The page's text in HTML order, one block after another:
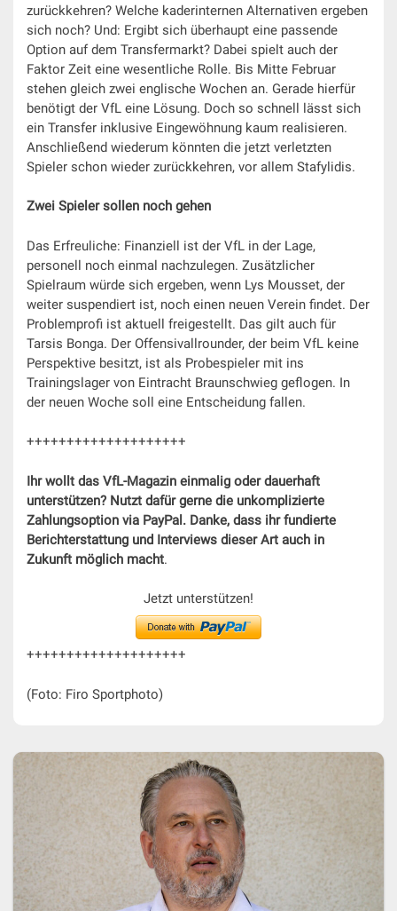
zurückkehren? Welche kaderinternen Alternativen ergeben
sich noch? Und: Ergibt sich überhaupt eine passende
Option auf dem Transfermarkt? Dabei spielt auch der
Faktor Zeit eine wesentliche Rolle. Bis Mitte Februar
stehen gleich zwei englische Wochen an. Gerade hierfür
benötigt der VfL eine Lösung. Doch so schnell lässt sich
ein Transfer inklusive Eingewöhnung kaum realisieren.
Anschließend wiederum könnten die jetzt verletzten
Spieler schon wieder zurückkehren, vor allem Stafylidis.
Zwei Spieler sollen noch gehen
Das Erfreuliche: Finanziell ist der VfL in der Lage,
personell noch einmal nachzulegen. Zusätzlicher
Spielraum würde sich ergeben, wenn Lys Mousset, der
weiter suspendiert ist, noch einen neuen Verein findet. Der
Problemprofi ist aktuell freigestellt. Das gilt auch für
Tarsis Bonga. Der Offensivallrounder, der beim VfL keine
Perspektive besitzt, ist als Probespieler mit ins
Trainingslager von Eintracht Braunschwieg geflogen. In
der neuen Woche soll eine Entscheidung fallen.
++++++++++++++++++++
Ihr wollt das VfL-Magazin einmalig oder dauerhaft
unterstützen? Nutzt dafür gerne die unkomplizierte
Zahlungsoption via PayPal. Danke, dass ihr fundierte
Berichterstattung und Interviews dieser Art auch in
Zukunft möglich macht.
Jetzt unterstützen!
++++++++++++++++++++
(Foto: Firo Sportphoto)